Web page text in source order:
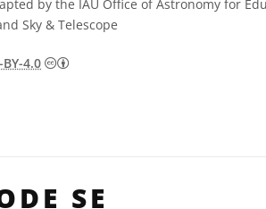
by the IAU Office of Astronomy for
Sky & Telescope
BY-4.0 Creative Commons Attribution
SE